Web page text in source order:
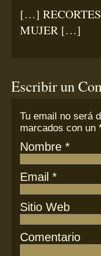
[…]
MUJER […]
Escribir un
Tu email noserá
marcados con un
Nombre *
Email *
Sitio Web
Comentario